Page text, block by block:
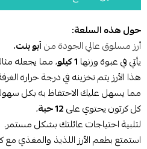
حول هذه السلعة:
أرز مسلوق عالي الجودة منأبو بنت،
يأتي في عبوة وزنها 1 كيلو
، مما يجعله
هذا الأرز يتم تخزينه في درجة حرارة
مما يسهل عليك الاحتفاظ به بكل
كل كرتون يحتوي على12 حبة
،
لتلبية احتياجات عائلتك بشكل مستمر.
استمتع بطعم الأرز اللذيذ والمغذي